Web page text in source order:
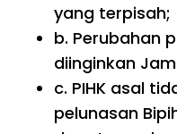
yang terpisah;
b. Perubahan
diinginkan
c. PIHK asal
pelunasan